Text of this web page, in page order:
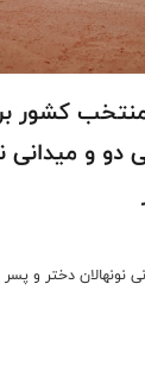
6 استان منتخب
دو و میدانی
نونهالان دختر و